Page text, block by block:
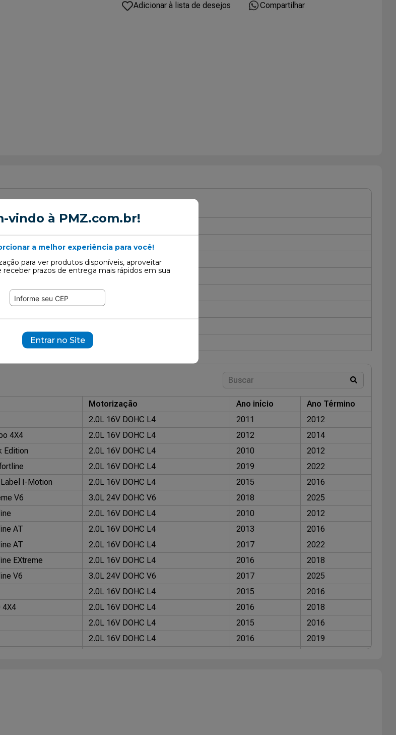
vindo à PMZ.com.br!
a melhor experiência para você!
para ver produtos disponíveis, aproveitar
receber prazos de entrega mais rápidos em sua
Entrar no Site
Compartilhar
Original: 03L.109.611
Motorização Ano início
Ano Término
2.0L 16V DOHC L4 2011
2012
4X4 2.0L 16V DOHC L4 2012
2014
Edition 2.0L 16V DOHC L4 2010
2012
2.0L 16V DOHC L4 2019
2022
I-Motion 2.0L 16V DOHC L4 2015
2016
V6 3.0L 24V DOHC V6 2018
2025
2.0L 16V DOHC L4 2010
2012
AT 2.0L 16V DOHC L4 2013
2016
AT 2.0L 16V DOHC L4 2017
2022
EXtreme 2.0L 16V DOHC L4 2016
2018
V6 3.0L 24V DOHC V6 2017
2025
2.0L 16V DOHC L4 2015
2016
4X4 2.0L 16V DOHC L4 2016
2018
2.0L 16V DOHC L4 2015
2016
2.0L 16V DOHC L4 2016
2019